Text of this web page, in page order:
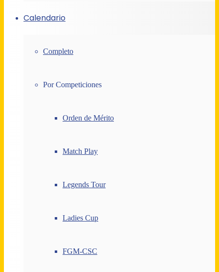
Calendario
Completo
Por Competiciones
Orden de Mérito
Match Play
Legends Tour
Ladies Cup
FGM-CSC